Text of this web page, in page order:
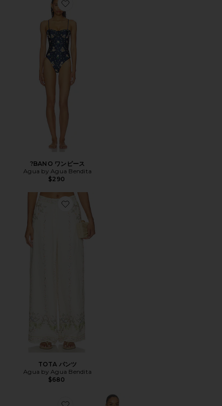
Favorite ?BANO ワンピース
?BANO ワンピース
Agua by Agua Bendita
$290
Favorite TOTA パンツ
TOTA パンツ
Agua by Agua Bendita
$680